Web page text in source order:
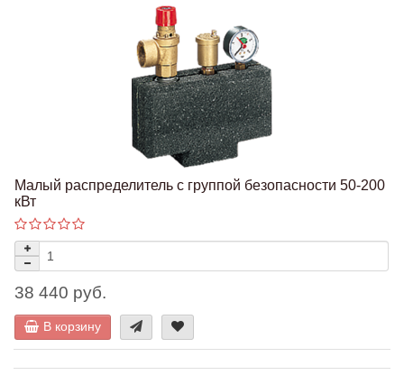
Малый распределитель с группой безопасности 50-200
кВт
38 440 руб.
В корзину